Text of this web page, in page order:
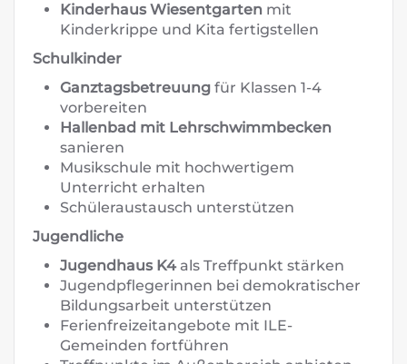
Kinderhaus Wiesentgarten mit
Kinderkrippe und Kita fertigstellen
Schulkinder
Ganztagsbetreuung für Klassen 1-4
vorbereiten
Hallenbad mit Lehrschwimmbecken
sanieren
Musikschule mit hochwertigem
Unterricht erhalten
Schüleraustausch unterstützen
Jugendliche
Jugendhaus K4als Treffpunkt stärken
Jugendpflegerinnen bei demokratischer
Bildungsarbeit unterstützen
Ferienfreizeitangebote mit ILE-
Gemeinden fortführen